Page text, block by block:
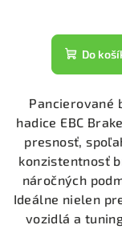
Do
Pancierované
hadice EBC
presnosť,
konzistentnosť
náročných
Ideálne nielen
vozidlá a